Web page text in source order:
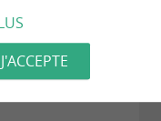
89...
COMPLET
J'ACCEPTE